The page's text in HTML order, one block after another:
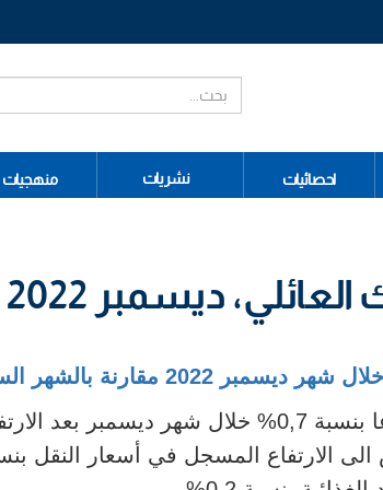
احصائيات نشريات منهجيات
ديسمبر 2022
شهر ديسمبر 2022 مقارنة بالشهر السابق